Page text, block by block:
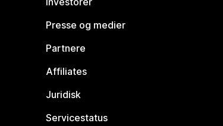
Presse og medier
Partnere
Affiliates
Juridisk
Servicestatus